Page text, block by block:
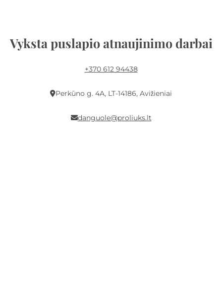
Vyksta puslapio atnaujinimo darbai
+370 612 94438
Perkūno g. 4A, LT-14186, Avižieniai
danguole@proliuks.lt